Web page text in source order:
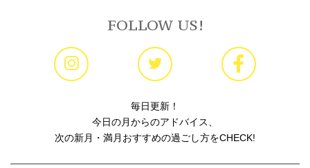
FOLLOW US!
毎日更新！
今日の月からのアドバイス、
次の新月・満月おすすめの過ごし方をCHECK!